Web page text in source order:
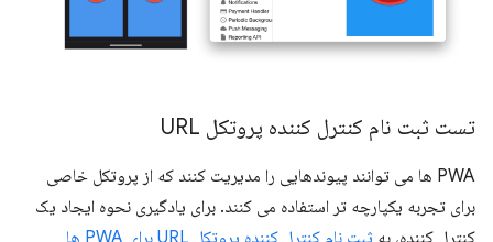
تست ثبت نام کنترل کننده پروتکل URL
PWA ها می توانند پیوندهایی را مدیریت کنند که از پروتکل خاصی
برای تجربه یکپارچه تر استفاده می کنند. برای یادگیری نحوه ایجاد یک
کنترل کننده، به ثبت نام کنترل کننده پروتکل URL برای PWA ها